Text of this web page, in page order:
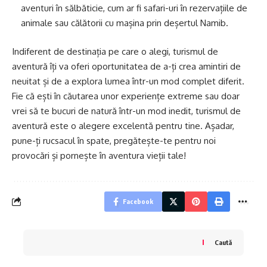
aventuri în sălbăticie, cum ar fi safari-uri în rezervațiile de
animale sau călătorii cu mașina prin deșertul Namib.
Indiferent de destinația pe care o alegi, turismul de
aventură îți va oferi oportunitatea de a-ți crea amintiri de
neuitat și de a explora lumea într-un mod complet diferit.
Fie că ești în căutarea unor experiențe extreme sau doar
vrei să te bucuri de natură într-un mod inedit, turismul de
aventură este o alegere excelentă pentru tine. Așadar,
pune-ți rucsacul în spate, pregătește-te pentru noi
provocări și pornește în aventura vieții tale!
Facebook
Caută